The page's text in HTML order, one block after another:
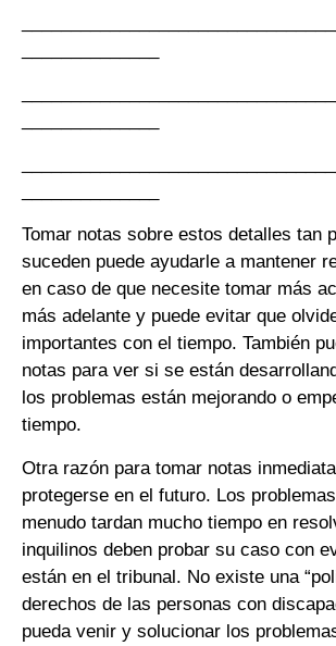
Tomar notas sobre estos detalles tan
suceden puede ayudarle a mantener
en caso de que necesite tomar más
más adelante y puede evitar que
importantes con el tiempo. También
notas para ver si se están
los problemas están mejorando o
tiempo.
Otra razón para tomar notas
protegerse en el futuro. Los
menudo tardan mucho tiempo en
inquilinos deben probar su caso con
están en el tribunal. No existe una
derechos de las personas con
pueda venir y solucionar los